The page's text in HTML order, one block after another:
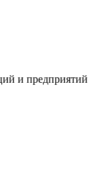
и предприятий